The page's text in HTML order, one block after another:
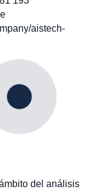
aistech-
del análisis